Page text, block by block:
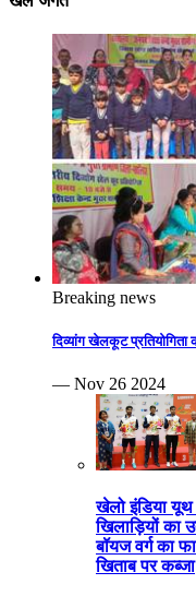
Breaking news
दिव्यांग खेलकूट
— Nov 26 2024
खेलो इंडिया
खिलाड़ियों का
बॉयज वर्ग का
खिताब पर कब्जा